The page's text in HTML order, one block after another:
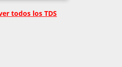
todos los TDS